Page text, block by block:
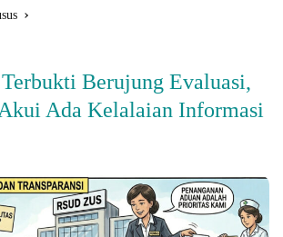
Berujung Evaluasi,
Ada Kelalaian Informasi